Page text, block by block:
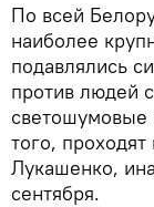
По всей
наиболее
подавлялись
против людей
светошумовые
того,
Лукашенко,
сентября.